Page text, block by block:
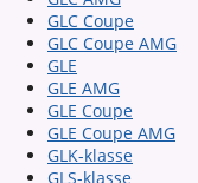
GLC Coupe
GLC Coupe AMG
GLE
GLE AMG
GLE Coupe
GLE Coupe AMG
GLK-klasse
GLS-klasse